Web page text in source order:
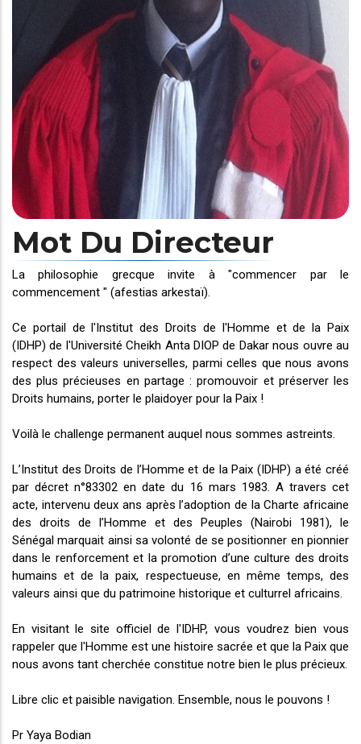
Mot Du Directeur
La philosophie grecque invite à "commencer par le
commencement " (afestias arkestaï).
Ce portail de l'Institut des Droits de l'Homme et de la Paix
(IDHP) de l'Université Cheikh Anta DIOP de Dakar nous ouvre au
respect des valeurs universelles, parmi celles que nous avons
des plus précieuses en partage : promouvoir et préserver les
Droits humains, porter le plaidoyer pour la Paix !
Voilà le challenge permanent auquel nous sommes astreints.
L’Institut des Droits de l’Homme et de la Paix (IDHP) a été créé
par décret n°83302 en date du 16 mars 1983. A travers cet
acte, intervenu deux ans après l’adoption de la Charte africaine
des droits de l’Homme et des Peuples (Nairobi 1981), le
Sénégal marquait ainsi sa volonté de se positionner en pionnier
dans le renforcement et la promotion d’une culture des droits
humains et de la paix, respectueuse, en même temps, des
valeurs ainsi que du patrimoine historique et culturrel africains.
En visitant le site officiel de l'IDHP, vous voudrez bien vous
rappeler que l'Homme est une histoire sacrée et que la Paix que
nous avons tant cherchée constitue notre bien le plus précieux.
Libre clic et paisible navigation. Ensemble, nous le pouvons !
Pr Yaya Bodian